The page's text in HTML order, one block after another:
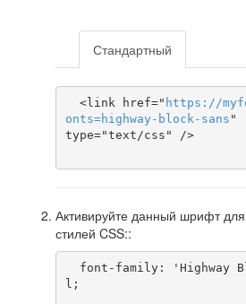
Стандартный
  <link href="
https ://
onts=highway-block-sans "
type="text/css" />
Активируйте данный шрифт
стилей CSS::
l;